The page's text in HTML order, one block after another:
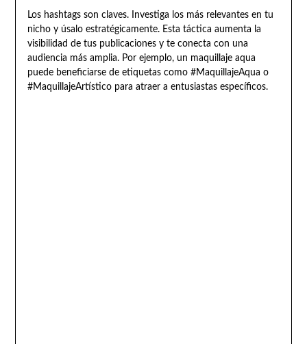
Los hashtags son claves. Investiga los más relevantes en tu
nicho y úsalo estratégicamente. Esta táctica aumenta la
visibilidad de tus publicaciones y te conecta con una
audiencia más amplia. Por ejemplo, un maquillaje aqua
puede beneficiarse de etiquetas como #MaquillajeAqua o
#MaquillajeArtístico para atraer a entusiastas específicos.